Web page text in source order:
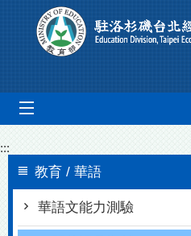
Go To Content
:::
教育 / 華語
華語文能力測驗